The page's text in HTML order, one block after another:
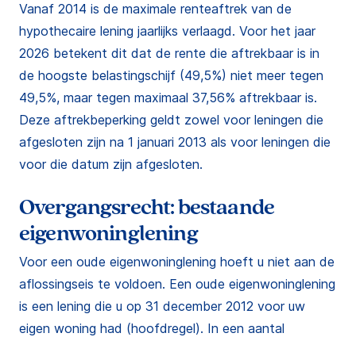
Vanaf 2014 is de maximale renteaftrek van de
hypothecaire lening jaarlijks verlaagd. Voor het jaar
2026 betekent dit dat de rente die aftrekbaar is in
de hoogste belastingschijf (49,5%) niet meer tegen
49,5%, maar tegen maximaal 37,56% aftrekbaar is.
Deze aftrekbeperking geldt zowel voor leningen die
afgesloten zijn na 1 januari 2013 als voor leningen die
voor die datum zijn afgesloten.
Overgangsrecht: bestaande
eigenwoninglening
Voor een oude eigenwoninglening hoeft u niet aan de
aflossingseis te voldoen. Een oude eigenwoninglening
is een lening die u op 31 december 2012 voor uw
eigen woning had (hoofdregel). In een aantal